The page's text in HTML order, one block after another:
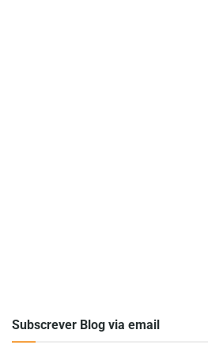
Subscrever Blog via email